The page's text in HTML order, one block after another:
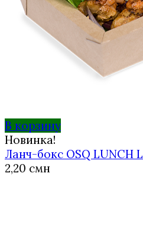
В корзину
Новинка!
Ланч-бокс OSQ LUNCH L
2,20 смн